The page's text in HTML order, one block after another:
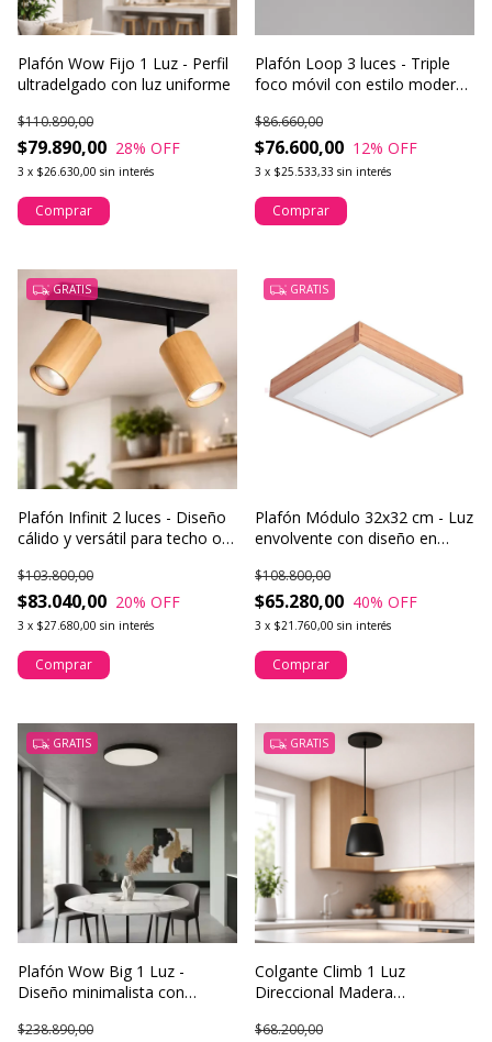
Plafón Wow Fijo 1 Luz - Perfil
ultradelgado con luz uniforme
$79.890,00
$110.890,00
28% OFF
3 x $26.630,00 sin interés
Comprar
Plafón Loop 3 luces - Triple
foco móvil con estilo moderno
$76.600,00
$86.660,00
12% OFF
3 x $25.533,33 sin interés
Comprar
GRATIS
Plafón Infinit 2 luces - Diseño
cálido y versátil para techo o
$83.040,00
$103.800,00
20% OFF
3 x $27.680,00 sin interés
Comprar
GRATIS
Plafón Módulo 32x32 cm - Luz
envolvente con diseño en
$65.280,00
$108.800,00
40% OFF
3 x $21.760,00 sin interés
Comprar
GRATIS
Plafón Wow Big 1 Luz -
Diseño minimalista con
$238.890,00
GRATIS
Colgante Climb 1 Luz
Direccional Madera
$68.200,00